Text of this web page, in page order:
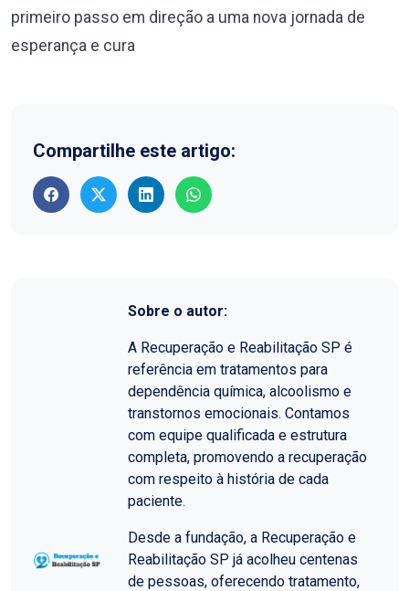
primeiro passo em direção a uma nova jornada de
esperança e cura
Compartilhe este artigo:
Sobre o autor:
A Recuperação e Reabilitação SP é
referência em tratamentos para
dependência química, alcoolismo e
transtornos emocionais. Contamos
com equipe qualificada e estrutura
completa, promovendo a recuperação
com respeito à história de cada
paciente.
Desde a fundação, a Recuperação e
Reabilitação SP já acolheu centenas
de pessoas, oferecendo tratamento,